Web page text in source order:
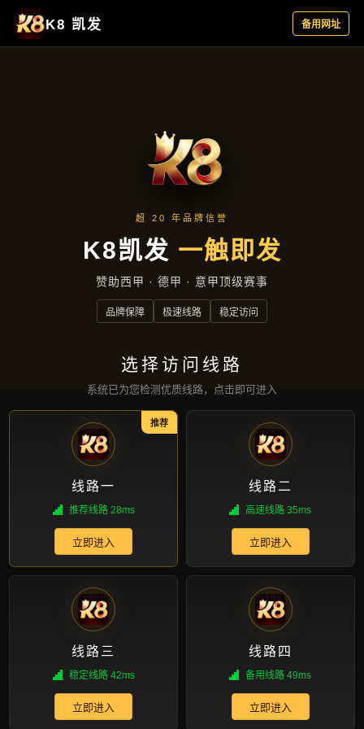
合作实例
首页 合作实例